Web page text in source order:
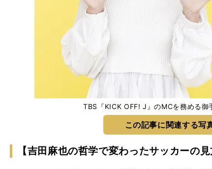
TBS『KICK OFF! J』のMCを務める御
この記事に関連する写
【吉田麻也の哲学で変わったサッカーの見